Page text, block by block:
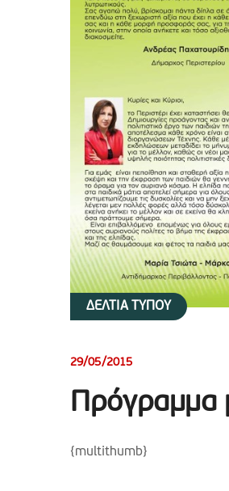
ΔΕΛΤΙΑ ΤΥΠΟΥ
29/05/2015
Πρόγραμμα
{multithumb}